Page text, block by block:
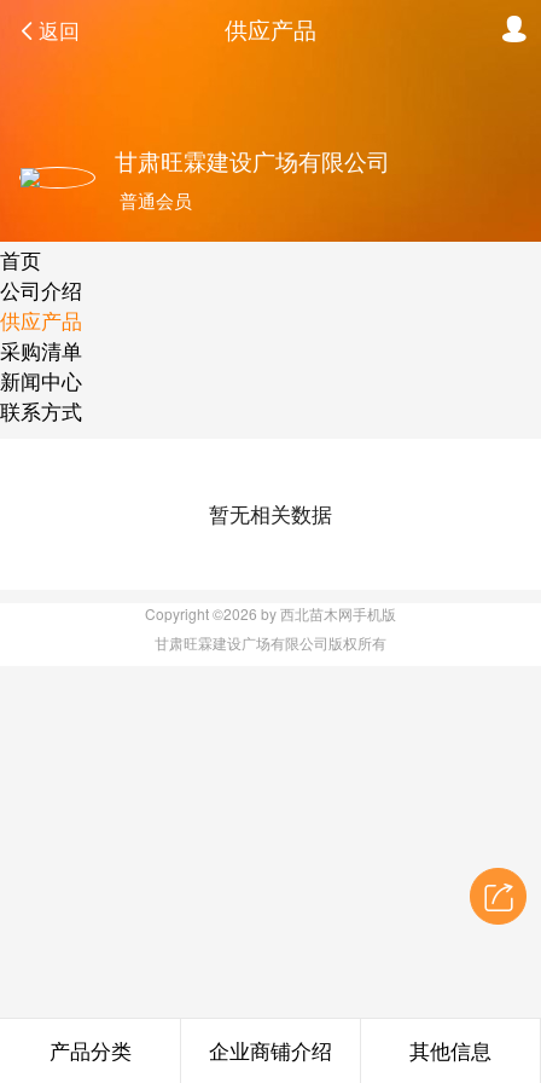
返回 供应产品
甘肃旺霖建设广场有限公司
普通会员
首页
公司介绍
供应产品
采购清单
新闻中心
联系方式
暂无相关数据
Copyright ©2026 by 西北苗木网手机版
甘肃旺霖建设广场有限公司版权所有
产品分类 企业商铺介绍 其他信息